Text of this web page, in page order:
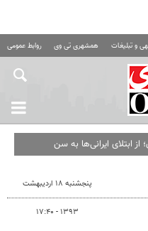
و تبلیغات همشهری تی وی روابط عمومی
ابتلای ایرانی‌ها به سندروم عقل
پنجشنبه ۱۸ اردیبهشت
۱۳۹۳ - ۱۷:۴۰